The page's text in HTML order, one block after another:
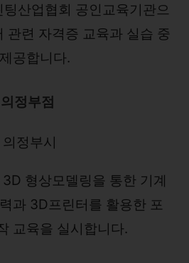
산업협회 공인교육기관으
관련 자격증 교육과 실습 중
공합니다.
정부점
정부시
형상모델링을 통한 기계
과 3D프린터를 활용한 포
교육을 실시합니다.